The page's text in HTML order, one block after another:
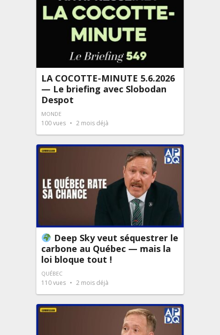
LA COCOTTE-MINUTE 5.6.2026
— Le briefing avec Slobodan
Despot
MONDE
100vues 2 mois déjà
Deep Sky veut séquestrer le
carbone au Québec — mais la
loi bloque tout !
QUÉBEC
110vues 2 mois déjà